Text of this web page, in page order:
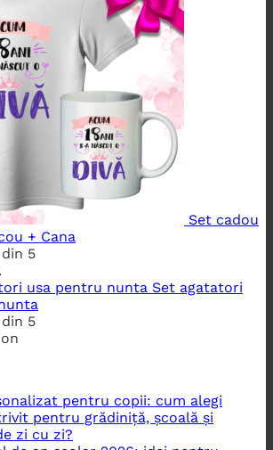
Set cadou
+ Cana
din 5
Set agatatori
din 5
pentru copii: cum alegi
pentru grădiniță, școală și
zi cu zi?